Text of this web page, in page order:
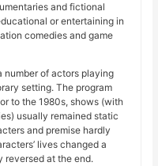
and fictional
or entertaining in
comedies and game
number of actors playing
setting. The program
to the 1980s, shows (with
usually remained static
and premise hardly
lives changed a
reversed at the end.